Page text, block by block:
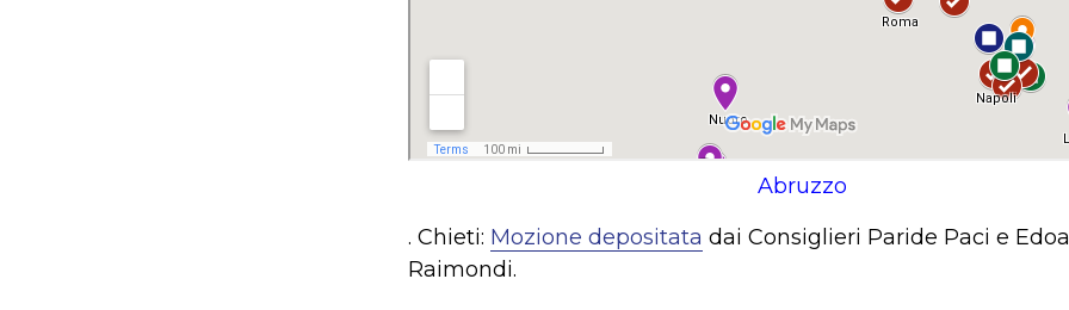
Abruzzo
. Chieti: Mozione depositata dai Consiglieri Paride Paci e
Raimondi.